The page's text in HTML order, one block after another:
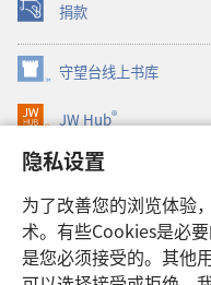
隐私设置
为了改善您的浏览体验
术。有些Cookies是必
是您必须接受的。其他
捐款
（打
开
新
窗
口）
守望台线上书库
（打
开
新
口）
JW Hub®
（打
开
新
窗
口）
JW Library®
Watchtower Library